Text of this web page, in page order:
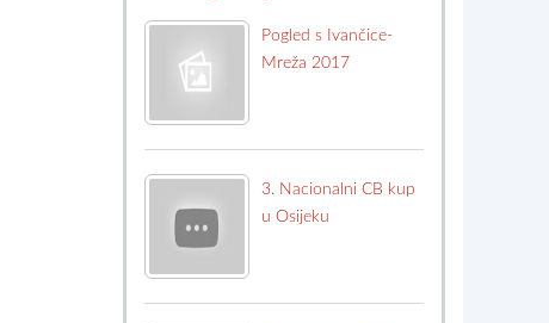
Pogled s Ivančice-
Mreža 2017
3. Nacionalni CB kup
u Osijeku